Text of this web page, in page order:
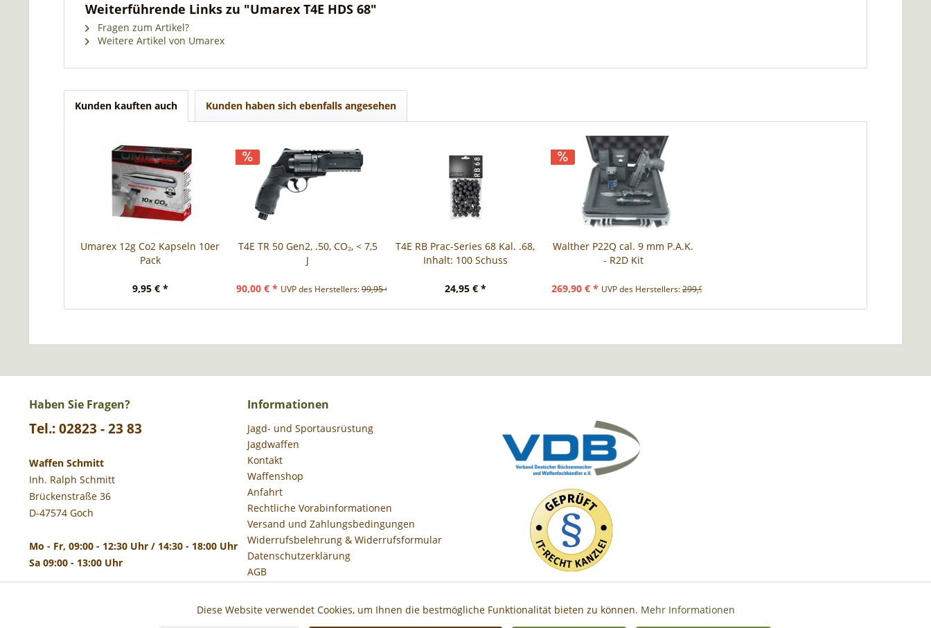
Weiterführende Links zu "Umarex T4E HDS 68"
Fragen zum Artikel?
Weitere Artikel von Umarex
Kunden kauften auch Kunden haben sich ebenfalls angesehen
Umarex 12g Co2 Kapseln 10er
Pack
9,95 € *
T4E TR 50 Gen2, .50, CO₂, < 7,5
J
90,00 € * UVP des Herstellers:99,95 € *
T4E RB Prac-Series 68 Kal. .68,
Inhalt: 100 Schuss
24,95 € *
Walther P22Q cal. 9 mm P.A.K.
- R2D Kit
269,90 € * UVP des Herstellers:299,90 € *
Haben Sie Fragen?
Tel.: 02823 - 23 83
Waffen Schmitt
Inh. Ralph Schmitt
Brückenstraße 36
D-47574 Goch
Mo - Fr, 09:00 - 12:30 Uhr / 14:30 - 18:00 Uhr
Sa 09:00 - 13:00 Uhr
Informationen
Jagd- und Sportausrüstung
Jagdwaffen
Kontakt
Waffenshop
Anfahrt
Rechtliche Vorabinformationen
Versand und Zahlungsbedingungen
Widerrufsbelehrung & Widerrufsformular
Datenschutzerklärung
AGB
Diese Website verwendet Cookies, um Ihnen die bestmögliche Funktionalität bieten zu können. Mehr Informationen